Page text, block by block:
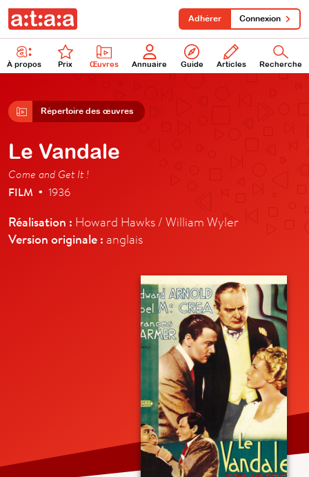
À propos Prix Œuvres Annuaire Guide Articles Recherche
Adhérer Connexion
Répertoire des œuvres
Le Vandale
Come and Get It !
FILM • 1936
Réalisation : Howard Hawks / William Wyler
Version originale : anglais